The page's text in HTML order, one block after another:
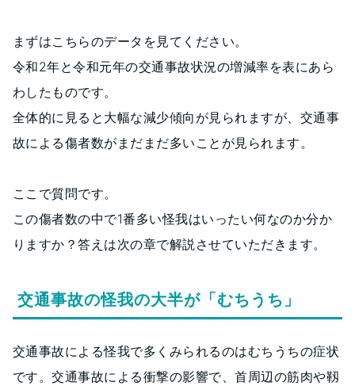
まずはこちらのデータを見てください。
令和2年と令和元年の交通事故状況の増減率を表にあら
わしたものです。
全体的に見ると大幅な減少傾向が見られますが、交通事
故による傷者数がまだまだ多いことが見られます。
ここで質問です。
この傷者数の中で1番多い怪我はいったい何なのか分か
りますか？答えは次の章で解説させていただきます。
交通事故の怪我の大半が「むちうち」
交通事故による怪我で多くみられるのはむちうちの症状
です。交通事故による衝撃の影響で、首周辺の筋肉や靱